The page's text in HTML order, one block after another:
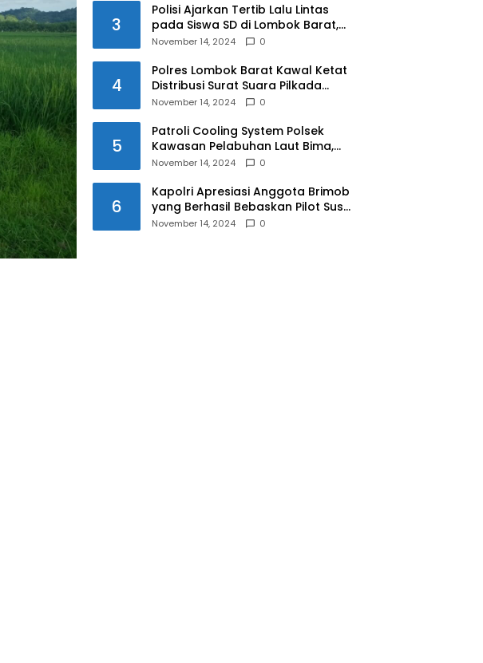
3
Polisi Ajarkan Tertib Lalu Lintas
pada Siswa SD di Lombok Barat,
Apa Saja Materinya?
November 14, 2024 0
4
Polres Lombok Barat Kawal Ketat
Distribusi Surat Suara Pilkada
2024
November 14, 2024 0
5
Patroli Cooling System Polsek
Kawasan Pelabuhan Laut Bima,
Ciptakan Pilkada Serentak 2024
November 14, 2024 0
6
Kapolri Apresiasi Anggota Brimob
yang Berhasil Bebaskan Pilot Susi
Air Korban Penyanderaan KKB
November 14, 2024 0